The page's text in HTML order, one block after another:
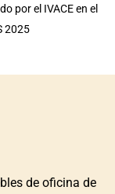
por el IVACE en el
2025
de oficina de